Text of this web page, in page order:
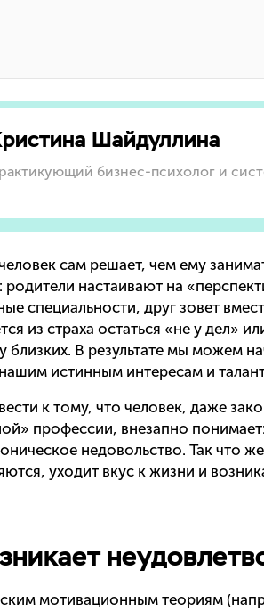
Шайдуллина
бизнес-психолог и
сам решает, чем ему
родители настаивают на
специальности, друг зовет
из страха остаться «не у дел»
близких. В результате мы можем
истинным интересам и
к тому, что человек, даже
профессии, внезапно
недовольство. Так что
уходит вкус к жизни и
мотивационным теориям